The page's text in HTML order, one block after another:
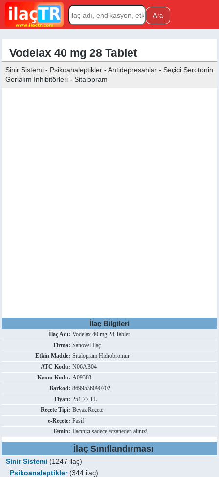
Vodelax 40 mg 28 Tablet
Sinir Sistemi - Psikoanaleptikler - Antidepresanlar - Seçici Serotonin
Gerialım İnhibitörleri - Sitalopram
İlaç Bilgileri
İlaç Adı: Vodelax 40 mg 28 Tablet
Firma: Sanovel İlaç
Etkin Madde: Sitalopram Hidrobromür
ATC Kodu: N06AB04
Kamu Kodu: A09388
Barkod: 8699536090702
Fiyatı: 251,77 TL
Reçete Tipi: Beyaz Reçete
e-Reçete: Pasif
Temin: İlacınızı sadece eczaneden alınız!
İlaç Sınıflandırması
Sinir Sistemi (1247 ilaç)
Psikoanaleptikler(344 ilaç)